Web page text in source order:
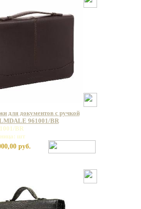
для документов с ручкой
961001/BR
BR
шт
руб.